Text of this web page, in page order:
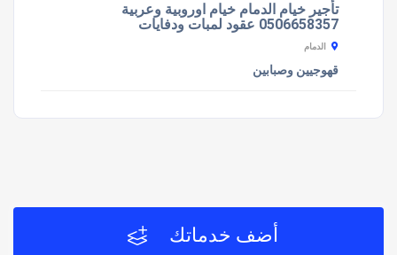
تأجير خيام الدمام خيام اوروبية وعربية
0506658357 عقود لمبات ودفايات
الدمام
قهوجيين وصبابين
أضف خدماتك